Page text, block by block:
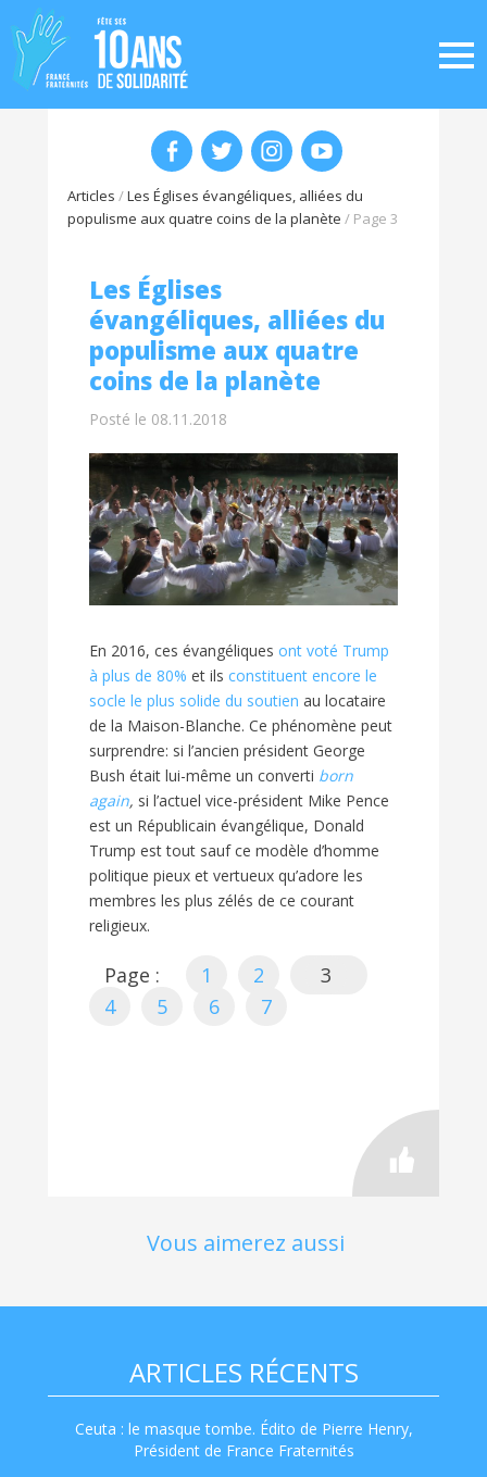
Articles /Les Églises évangéliques, alliées du
populisme aux quatre coins de la planète / Page 3
Les Églises
évangéliques, alliées du
populisme aux quatre
coins de la planète
Posté le 08.11.2018
En 2016, ces évangéliques ont voté Trump
à plus de 80% et ils constituent encore le
socle le plus solide du soutien au locataire
de la Maison-Blanche. Ce phénomène peut
surprendre: si l’ancien président George
Bush était lui-même un converti born
again, si l’actuel vice-président Mike Pence
est un Républicain évangélique, Donald
Trump est tout sauf ce modèle d’homme
politique pieux et vertueux qu’adore les
membres les plus zélés de ce courant
religieux.
Page : 1 2
3
4
5 6 7
Vous aimerez aussi
ARTICLES RÉCENTS
Ceuta : le masque tombe. Édito de Pierre Henry,
Président de France Fraternités